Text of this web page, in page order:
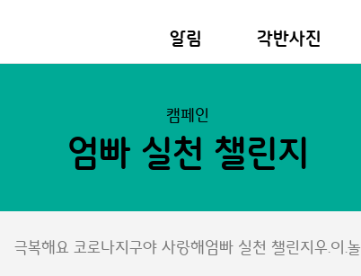
알림 각반사진
캠페인
엄빠 실천 챌린지
극복해요 코로나지구야 사랑해엄빠 실천 챌린지우.이.놀